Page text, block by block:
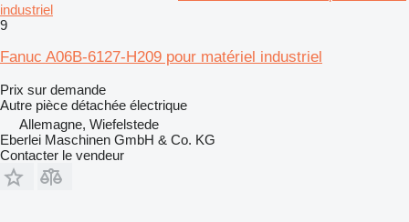
industriel
9
Fanuc A06B-6127-H209 pour matériel industriel
Prix sur demande
Autre pièce détachée électrique
Allemagne, Wiefelstede
Eberlei Maschinen GmbH & Co. KG
Contacter le vendeur